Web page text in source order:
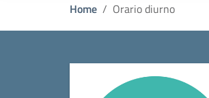
Home Orario diurno